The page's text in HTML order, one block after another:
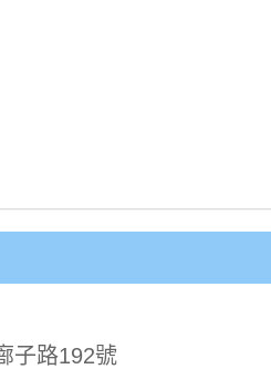
子路192號